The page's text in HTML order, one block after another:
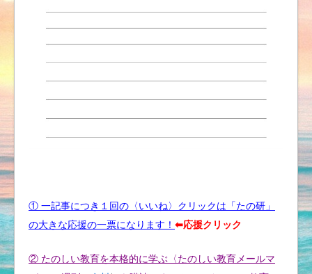
① 一記事につき１回の〈いいね〉クリックは「たの研」
の大きな応援の一票になります！ ⬅︎応援クリック
② たのしい教育を本格的に学ぶ〈たのしい教育メールマ